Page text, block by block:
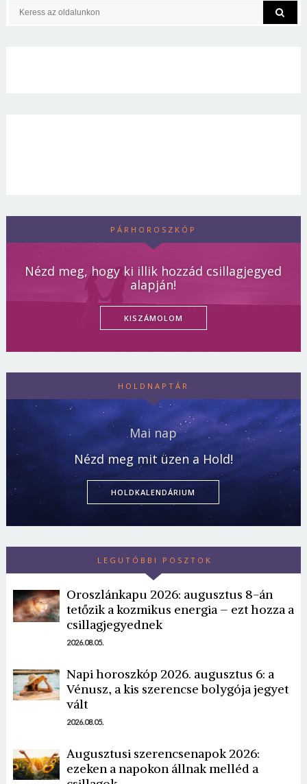
PÁRHOROSZKÓP
Nézd meg, hogy ki illik hozzád csillagjegyed
alapján!
KISZÁMOLOM
HOLDNAPTÁR
Mai nap
Nézd meg mit üzen a Hold!
HOLDKALENDÁRIUM
LEGUTÓBBI POSZTOK
Oroszlánkapu 2026: augusztus 8-án
tetőzik a kozmikus energia – ezt hozza a
csillagjegyednek
2026.08.05.
Napi horoszkóp 2026. augusztus 6: a
Vénusz, a kis szerencse bolygója jegyet
vált
2026.08.05.
Augusztusi szerencsenapok 2026:
ezeken a napokon állnak melléd a